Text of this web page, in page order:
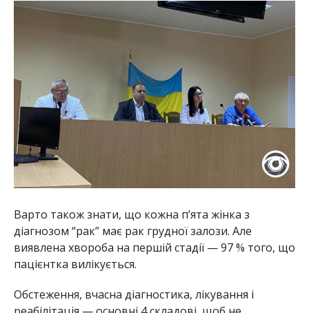
Варто також знати, що кожна п’ята жінка з
діагнозом “рак” має рак грудної залози. Але
виявлена хвороба на першій стадії — 97 % того, що
пацієнтка вилікується.
Обстеження, вчасна діагностика, лікування і